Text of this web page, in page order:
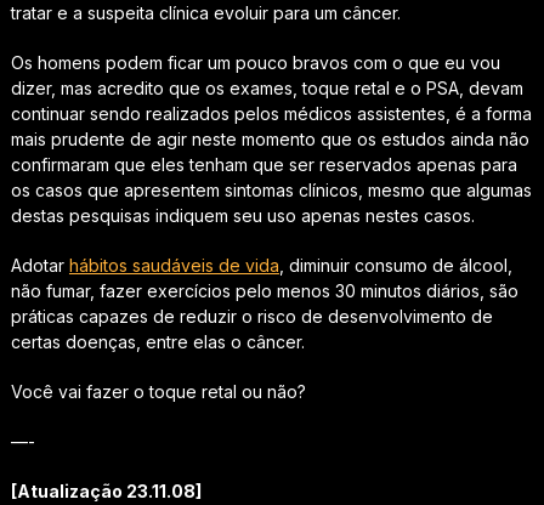
tratar e a suspeita clínica evoluir para um câncer.
Os homens podem ficar um pouco bravos com o que eu vou
dizer, mas acredito que os exames, toque retal e o PSA, devam
continuar sendo realizados pelos médicos assistentes, é a forma
mais prudente de agir neste momento que os estudos ainda não
confirmaram que eles tenham que ser reservados apenas para
os casos que apresentem sintomas clínicos, mesmo que algumas
destas pesquisas indiquem seu uso apenas nestes casos.
Adotar hábitos saudáveis de vida , diminuir consumo de álcool,
não fumar, fazer exercícios pelo menos 30 minutos diários, são
práticas capazes de reduzir o risco de desenvolvimento de
certas doenças, entre elas o câncer.
Você vai fazer o toque retal ou não?
—-
[Atualização 23.11.08]